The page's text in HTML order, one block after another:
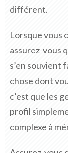
différent.
Lorsque vous
assurez-vous
s’en souvient
chose dont
c’est que les
profil
complexe à